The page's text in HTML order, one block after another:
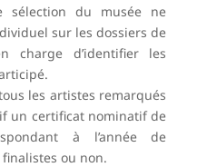
sélection du musée ne
sur les dossiers de
charge d’identifier les
les artistes remarqués
un certificat nominatif de
à l’année de
ou non.